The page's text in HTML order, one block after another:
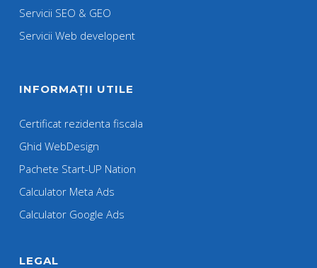
Servicii SEO & GEO
Servicii Web developent
INFORMAȚII UTILE
Certificat rezidenta fiscala
Ghid WebDesign
Pachete Start-UP Nation
Calculator Meta Ads
Calculator Google Ads
LEGAL